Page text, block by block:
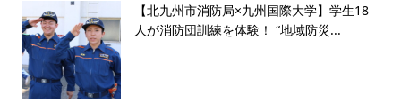
【北九州市消防局×九州国際大学】学生18
人が消防団訓練を体験！ “地域防災...